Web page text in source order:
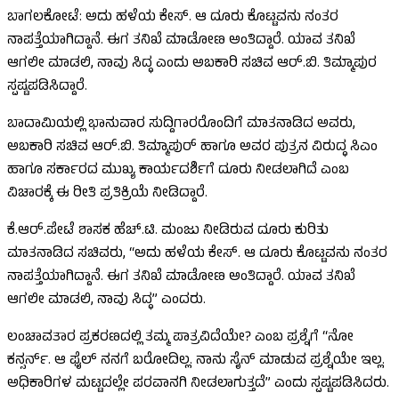
ಬಾಗಲಕೋಟೆ: ಅದು ಹಳೆಯ ಕೇಸ್. ಆ ದೂರು ಕೊಟ್ಟವನು ನಂತರ
ನಾಪತ್ತೆಯಾಗಿದ್ದಾನೆ. ಈಗ ತನಿಖೆ ಮಾಡೋಣ ಅಂತಿದ್ದಾರೆ. ಯಾವ ತನಿಖೆ
ಆಗಲೀ ಮಾಡಲಿ, ನಾವು ಸಿದ್ಧ ಎಂದು ಅಬಕಾರಿ ಸಚಿವ ಆರ್.ಬಿ. ತಿಮ್ಮಾಪುರ
ಸ್ಪಷ್ಟಪಡಿಸಿದ್ದಾರೆ.
ಬಾದಾಮಿಯಲ್ಲಿ ಭಾನುವಾರ ಸುದ್ದಿಗಾರರೊಂದಿಗೆ ಮಾತನಾಡಿದ ಅವರು,
ಅಬಕಾರಿ ಸಚಿವ ಆರ್.ಬಿ. ತಿಮ್ಮಾಪುರ್ ಹಾಗೂ ಅವರ ಪುತ್ರನ ವಿರುದ್ಧ ಸಿಎಂ
ಹಾಗೂ ಸರ್ಕಾರದ ಮುಖ್ಯ ಕಾರ್ಯದರ್ಶಿಗೆ ದೂರು ನೀಡಲಾಗಿದೆ ಎಂಬ
ವಿಚಾರಕ್ಕೆ ಈ ರೀತಿ ಪ್ರತಿಕ್ರಿಯೆ ನೀಡಿದ್ದಾರೆ.
ಕೆ.ಆರ್.ಪೇಟೆ ಶಾಸಕ ಹೆಚ್.ಟಿ. ಮಂಜು ನೀಡಿರುವ ದೂರು ಕುರಿತು
ಮಾತನಾಡಿದ ಸಚಿವರು, “ಅದು ಹಳೆಯ ಕೇಸ್. ಆ ದೂರು ಕೊಟ್ಟವನು ನಂತರ
ನಾಪತ್ತೆಯಾಗಿದ್ದಾನೆ. ಈಗ ತನಿಖೆ ಮಾಡೋಣ ಅಂತಿದ್ದಾರೆ. ಯಾವ ತನಿಖೆ
ಆಗಲೀ ಮಾಡಲಿ, ನಾವು ಸಿದ್ಧ” ಎಂದರು.
ಲಂಚಾವತಾರ ಪ್ರಕರಣದಲ್ಲಿ ತಮ್ಮ ಪಾತ್ರವಿದೆಯೇ? ಎಂಬ ಪ್ರಶ್ನೆಗೆ “ನೋ
ಕನ್ಸರ್ನ್. ಆ ಫೈಲ್ ನನಗೆ ಬರೋದಿಲ್ಲ. ನಾನು ಸೈನ್ ಮಾಡುವ ಪ್ರಶ್ನೆಯೇ ಇಲ್ಲ.
ಅಧಿಕಾರಿಗಳ ಮಟ್ಟದಲ್ಲೇ ಪರವಾನಗಿ ನೀಡಲಾಗುತ್ತದೆ” ಎಂದು ಸ್ಪಷ್ಟಪಡಿಸಿದರು.